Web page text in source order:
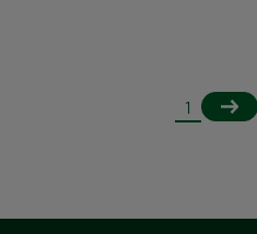
Page
1